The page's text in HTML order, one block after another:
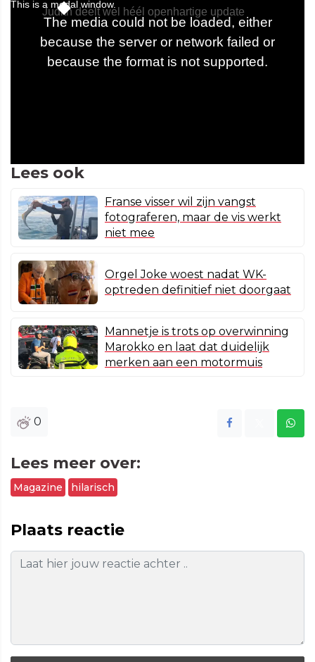
Lees ook
Franse visser wil zijn vangst
fotograferen, maar de vis werkt
niet mee
Orgel Joke woest nadat WK-
optreden definitief niet doorgaat
Mannetje is trots op overwinning
Marokko en laat dat duidelijk
merken aan een motormuis
0
Lees meer over:
Magazine hilarisch
Plaats reactie